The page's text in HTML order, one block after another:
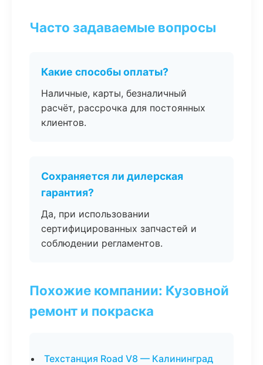
Часто задаваемые вопросы
Какие способы оплаты?
Наличные, карты, безналичный
расчёт, рассрочка для постоянных
клиентов.
Сохраняется ли дилерская
гарантия?
Да, при использовании
сертифицированных запчастей и
соблюдении регламентов.
Похожие компании: Кузовной
ремонт и покраска
Техстанция Road V8 — Калининград